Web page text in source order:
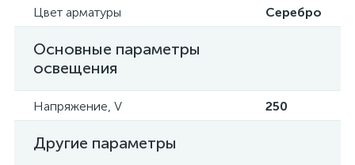
Цвет арматуры
Серебро
Основные параметры
освещения
Напряжение, V 250
Другие параметры